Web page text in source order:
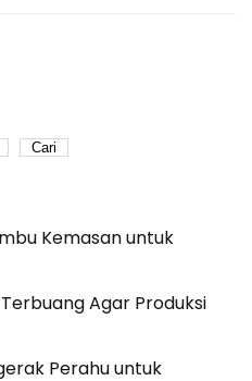
Cari
Kemasan untuk
Agar Produksi
Perahu untuk